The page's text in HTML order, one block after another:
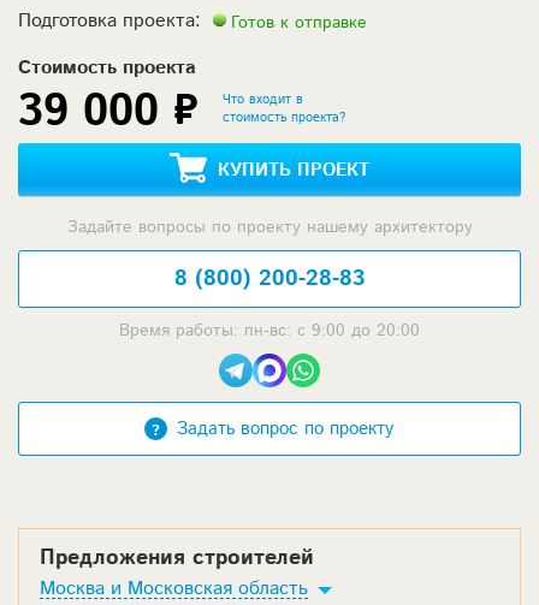
Подготовка проекта: Готов к отправке
Стоимость проекта
39 000 ₽
Что входит в
стоимость проекта?
КУПИТЬ ПРОЕКТ
Задайте вопросы по проекту нашему архитектору
8 (800) 200-28-83
Время работы: пн-вс: с 9:00 до 20:00
Задать вопрос по проекту
Предложения строителей
Москва и Московская область